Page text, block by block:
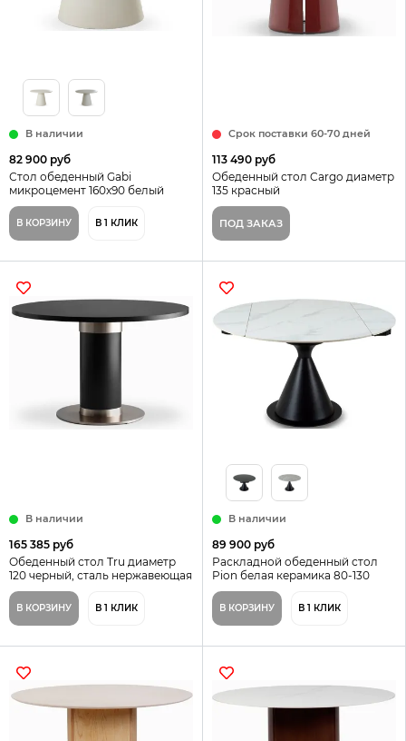
В наличии
82 900 руб
Стол обеденный Gabi
микроцемент 160x90 белый
В КОРЗИНУ В 1 КЛИК
Срок поставки 60-70 дней
113 490 руб
Обеденный стол Cargo диаметр
135 красный
ПОД ЗАКАЗ
В наличии
165 385 руб
Обеденный стол Tru диаметр
120 черный, сталь нержавеющая
и шпон дерева
В КОРЗИНУ В 1 КЛИК
В наличии
89 900 руб
Раскладной обеденный стол
Pion белая керамика 80-130
В КОРЗИНУ В 1 КЛИК